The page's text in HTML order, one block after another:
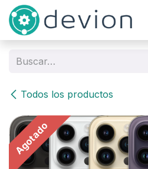
Ir al contenido
Todos los productos
Agotado